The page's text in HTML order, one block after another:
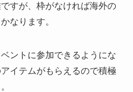
すが、枠がなければ海外の
なります。
ントに参加できるようにな
イテムがもらえるので積極